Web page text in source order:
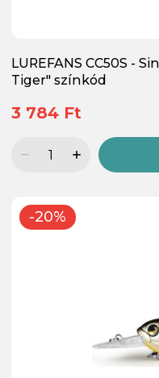
LUREFANS CC50S -
Tiger" színkód
3 784 Ft
-20%